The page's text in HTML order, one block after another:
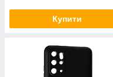
Купити